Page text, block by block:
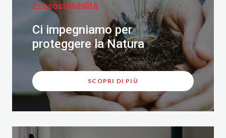
Ecosostenibilità
Ci impegniamo per
proteggere la Natura
SCOPRI DI PIÙ